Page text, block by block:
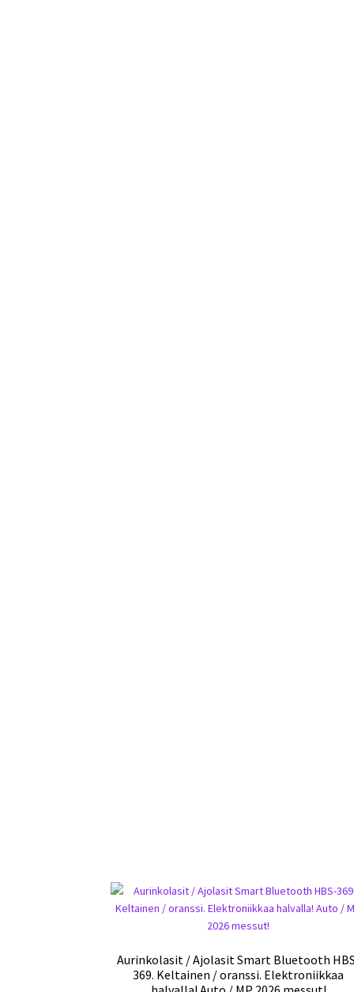
Aurinkolasit / Ajolasit Smart Bluetooth
369. Keltainen / oranssi. Elektroniikkaa